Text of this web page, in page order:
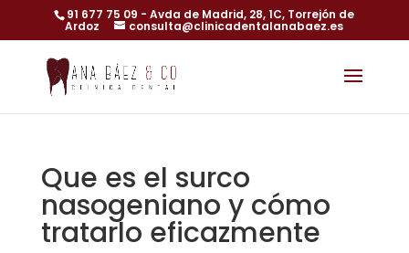
91 677 75 09 - Avda de Madrid, 28, 1C, Torrejón de
Ardoz consulta@clinicadentalanabaez.es
Que es el surco
nasogeniano y cómo
tratarlo eficazmente